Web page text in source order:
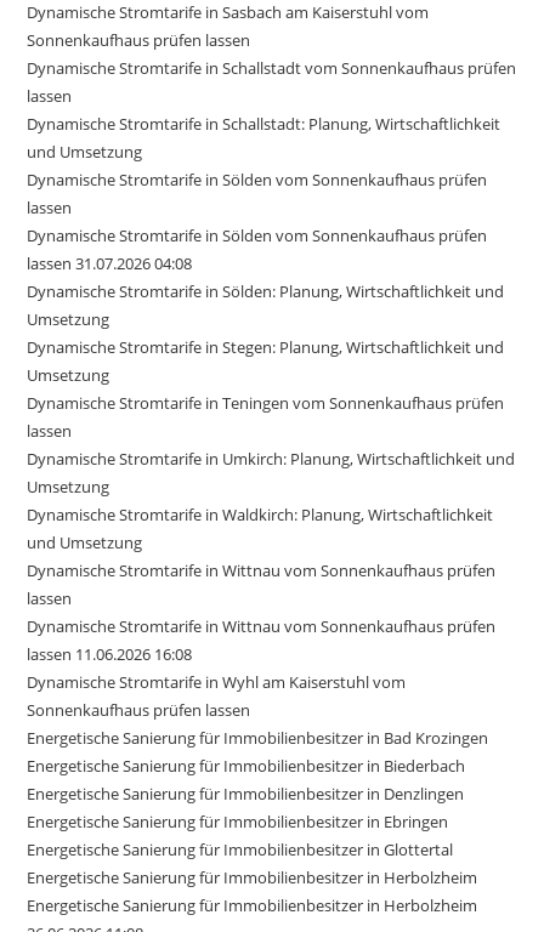
Dynamische Stromtarife in Sasbach am Kaiserstuhl vom
Sonnenkaufhaus prüfen lassen
Dynamische Stromtarife in Schallstadt vom Sonnenkaufhaus prüfen
lassen
Dynamische Stromtarife in Schallstadt: Planung, Wirtschaftlichkeit
und Umsetzung
Dynamische Stromtarife in Sölden vom Sonnenkaufhaus prüfen
lassen
Dynamische Stromtarife in Sölden vom Sonnenkaufhaus prüfen
lassen 31.07.2026 04:08
Dynamische Stromtarife in Sölden: Planung, Wirtschaftlichkeit und
Umsetzung
Dynamische Stromtarife in Stegen: Planung, Wirtschaftlichkeit und
Umsetzung
Dynamische Stromtarife in Teningen vom Sonnenkaufhaus prüfen
lassen
Dynamische Stromtarife in Umkirch: Planung, Wirtschaftlichkeit und
Umsetzung
Dynamische Stromtarife in Waldkirch: Planung, Wirtschaftlichkeit
und Umsetzung
Dynamische Stromtarife in Wittnau vom Sonnenkaufhaus prüfen
lassen
Dynamische Stromtarife in Wittnau vom Sonnenkaufhaus prüfen
lassen 11.06.2026 16:08
Dynamische Stromtarife in Wyhl am Kaiserstuhl vom
Sonnenkaufhaus prüfen lassen
Energetische Sanierung für Immobilienbesitzer in Bad Krozingen
Energetische Sanierung für Immobilienbesitzer in Biederbach
Energetische Sanierung für Immobilienbesitzer in Denzlingen
Energetische Sanierung für Immobilienbesitzer in Ebringen
Energetische Sanierung für Immobilienbesitzer in Glottertal
Energetische Sanierung für Immobilienbesitzer in Herbolzheim
Energetische Sanierung für Immobilienbesitzer in Herbolzheim